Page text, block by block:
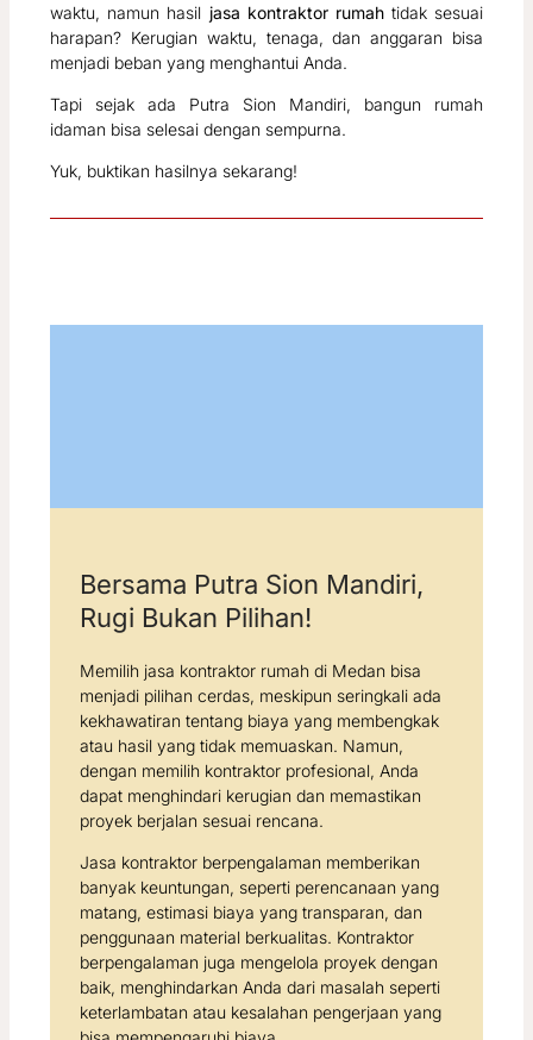
waktu, namun hasil jasa kontraktor rumahtidak sesuai
harapan? Kerugian waktu, tenaga, dan anggaran bisa
menjadi beban yang menghantui Anda.
Tapi sejak ada Putra Sion Mandiri, bangun rumah
idaman bisa selesai dengan sempurna.
Yuk, buktikan hasilnya sekarang!
Bersama Putra Sion Mandiri,
Rugi Bukan Pilihan!
Memilih jasa kontraktor rumah di Medan bisa
menjadi pilihan cerdas, meskipun seringkali ada
kekhawatiran tentang biaya yang membengkak
atau hasil yang tidak memuaskan. Namun,
dengan memilih kontraktor profesional, Anda
dapat menghindari kerugian dan memastikan
proyek berjalan sesuai rencana.
Jasa kontraktor berpengalaman memberikan
banyak keuntungan, seperti perencanaan yang
matang, estimasi biaya yang transparan, dan
penggunaan material berkualitas. Kontraktor
berpengalaman juga mengelola proyek dengan
baik, menghindarkan Anda dari masalah seperti
keterlambatan atau kesalahan pengerjaan yang